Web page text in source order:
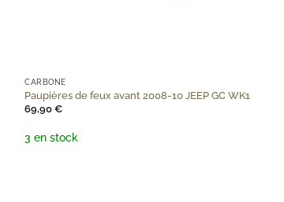
CARBONE
Paupières de feux avant 2008-10 JEEP GC WK1
69,90€
3 en stock